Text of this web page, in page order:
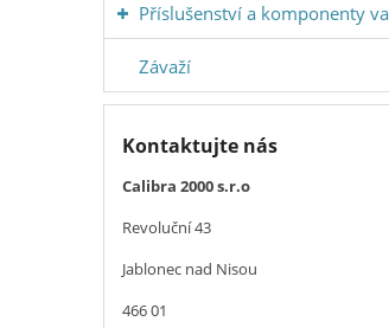
Příslušenství a komponenty
Závaží
Kontaktujte nás
Calibra 2000 s.r.o
Revoluční 43
Jablonec nad Nisou
466 01